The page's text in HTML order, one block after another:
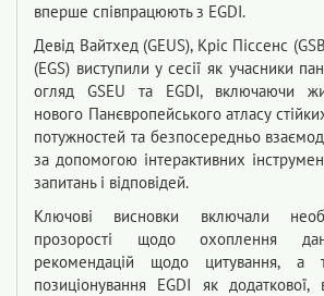
вперше співпрацюють з EGDI.
Девід Вайтхед (GEUS), Кріс Піссенс
(EGS) виступили у сесії як учасники
огляд GSEU та EGDI, включаючи
нового Панєвропейського атласу
потужностей та безпосередньо
за допомогою інтерактивних
запитань і відповідей.
Ключові висновки включали
прозорості щодо охоплення
рекомендацій щодо цитування, а
позиціонування EGDI як додаткової,